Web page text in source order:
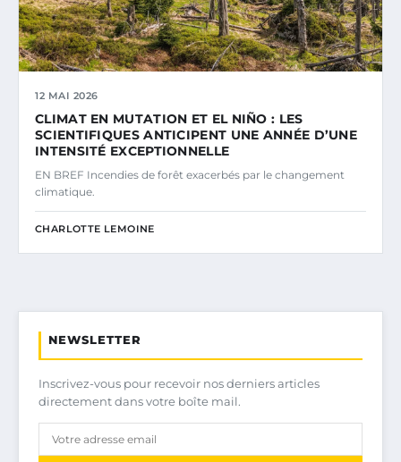
12 MAI 2026
CLIMAT EN MUTATION ET EL NIÑO : LES
SCIENTIFIQUES ANTICIPENT UNE ANNÉE D’UNE
INTENSITÉ EXCEPTIONNELLE
EN BREF Incendies de forêt exacerbés par le changement
climatique.
CHARLOTTE LEMOINE
NEWSLETTER
Inscrivez-vous pour recevoir nos derniers articles
directement dans votre boîte mail.